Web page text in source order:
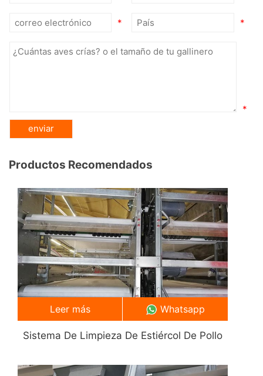
* *
*
Productos Recomendados
Sistema De Limpieza De Estiércol De Pollo
Leer más Whatsapp